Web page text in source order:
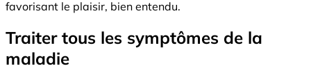
favorisant le plaisir, bien entendu.
Traiter tous les symptômes de la
maladie